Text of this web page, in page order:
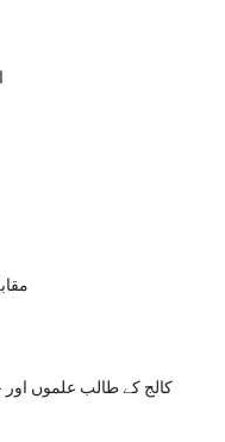
کالج کے طالب علموں اور